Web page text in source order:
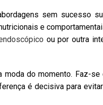
sem sucesso
e
ou por outra
do momento. Faz-se
é decisiva para